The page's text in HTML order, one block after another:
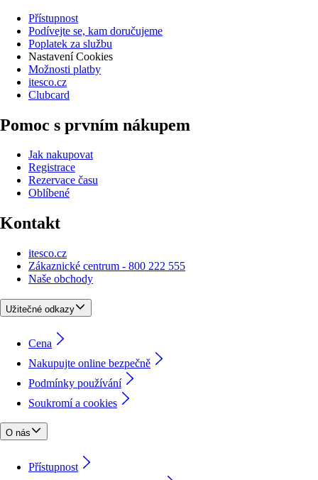
Přístupnost
Podívejte se, kam doručujeme
Poplatek za službu
Nastavení Cookies
Možnosti platby
itesco.cz
Clubcard
Pomoc s prvním nákupem
Jak nakupovat
Registrace
Rezervace času
Oblíbené
Kontakt
itesco.cz
Zákaznické centrum - 800 222 555
Naše obchody
Užitečné odkazy
Cena
Nakupujte online bezpečně
Podmínky používání
Soukromí a cookies
O nás
Přístupnost